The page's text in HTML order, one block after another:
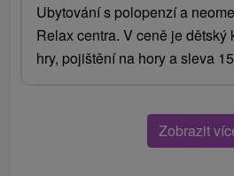
Ubytování s polopenzí a
Relax centra. V ceně je dětský
hry, pojištění na hory a sleva
Zobrazit